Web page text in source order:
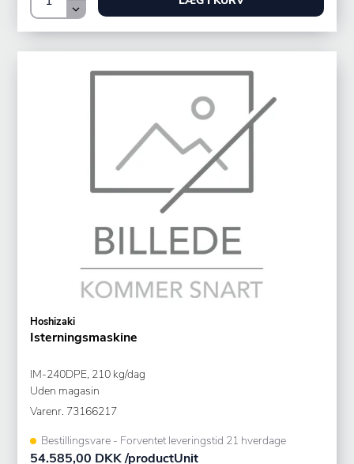
Hoshizaki
Isterningsmaskine
IM-240DPE, 210 kg/dag
Uden magasin
Varenr. 73166217
Bestillingsvare - Forventet leveringstid 21 hverdage
54.585,00 DKK /productUnit